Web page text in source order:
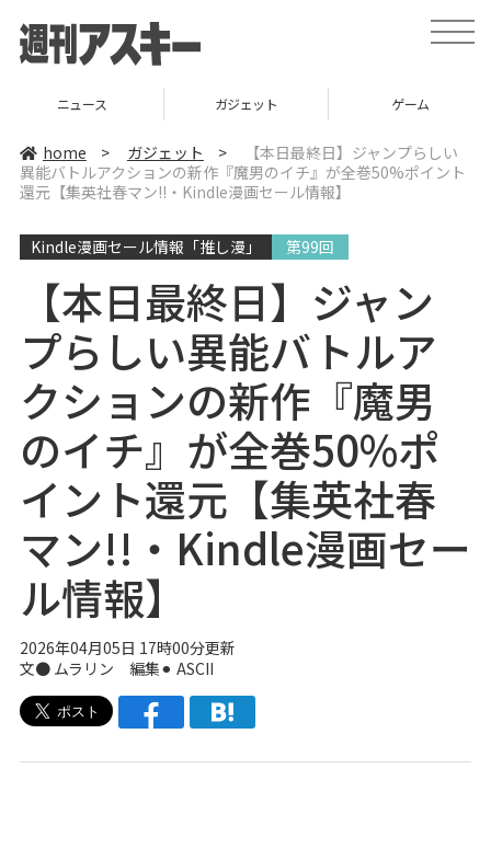
t
o
v
ニュース ガジェット ゲーム
home > ガジェット >
【本日最終日】ジャンプらしい
異能バトルアクションの新作『魔男のイチ』が全巻50%ポイント
還元【集英社春マン!!・Kindle漫画セール情報】
Kindle漫画セール情報「推し漫」 第99回
【本日最終日】ジャン
プらしい異能バトルア
クションの新作『魔男
のイチ』が全巻50%ポ
イント還元【集英社春
マン!!・Kindle漫画セー
ル情報】
2026年04月05日 17時00分更新
文● ムラリン 編集⚫︎ ASCII